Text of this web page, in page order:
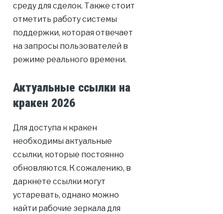
среду для сделок. Также стоит
отметить работу системы
поддержки, которая отвечает
на запросы пользователей в
режиме реального времени.
Актуальные ссылки на
кракен 2026
Для доступа к кракен
необходимы актуальные
ссылки, которые постоянно
обновляются. К сожалению, в
даркнете ссылки могут
устаревать, однако можно
найти рабочие зеркала для